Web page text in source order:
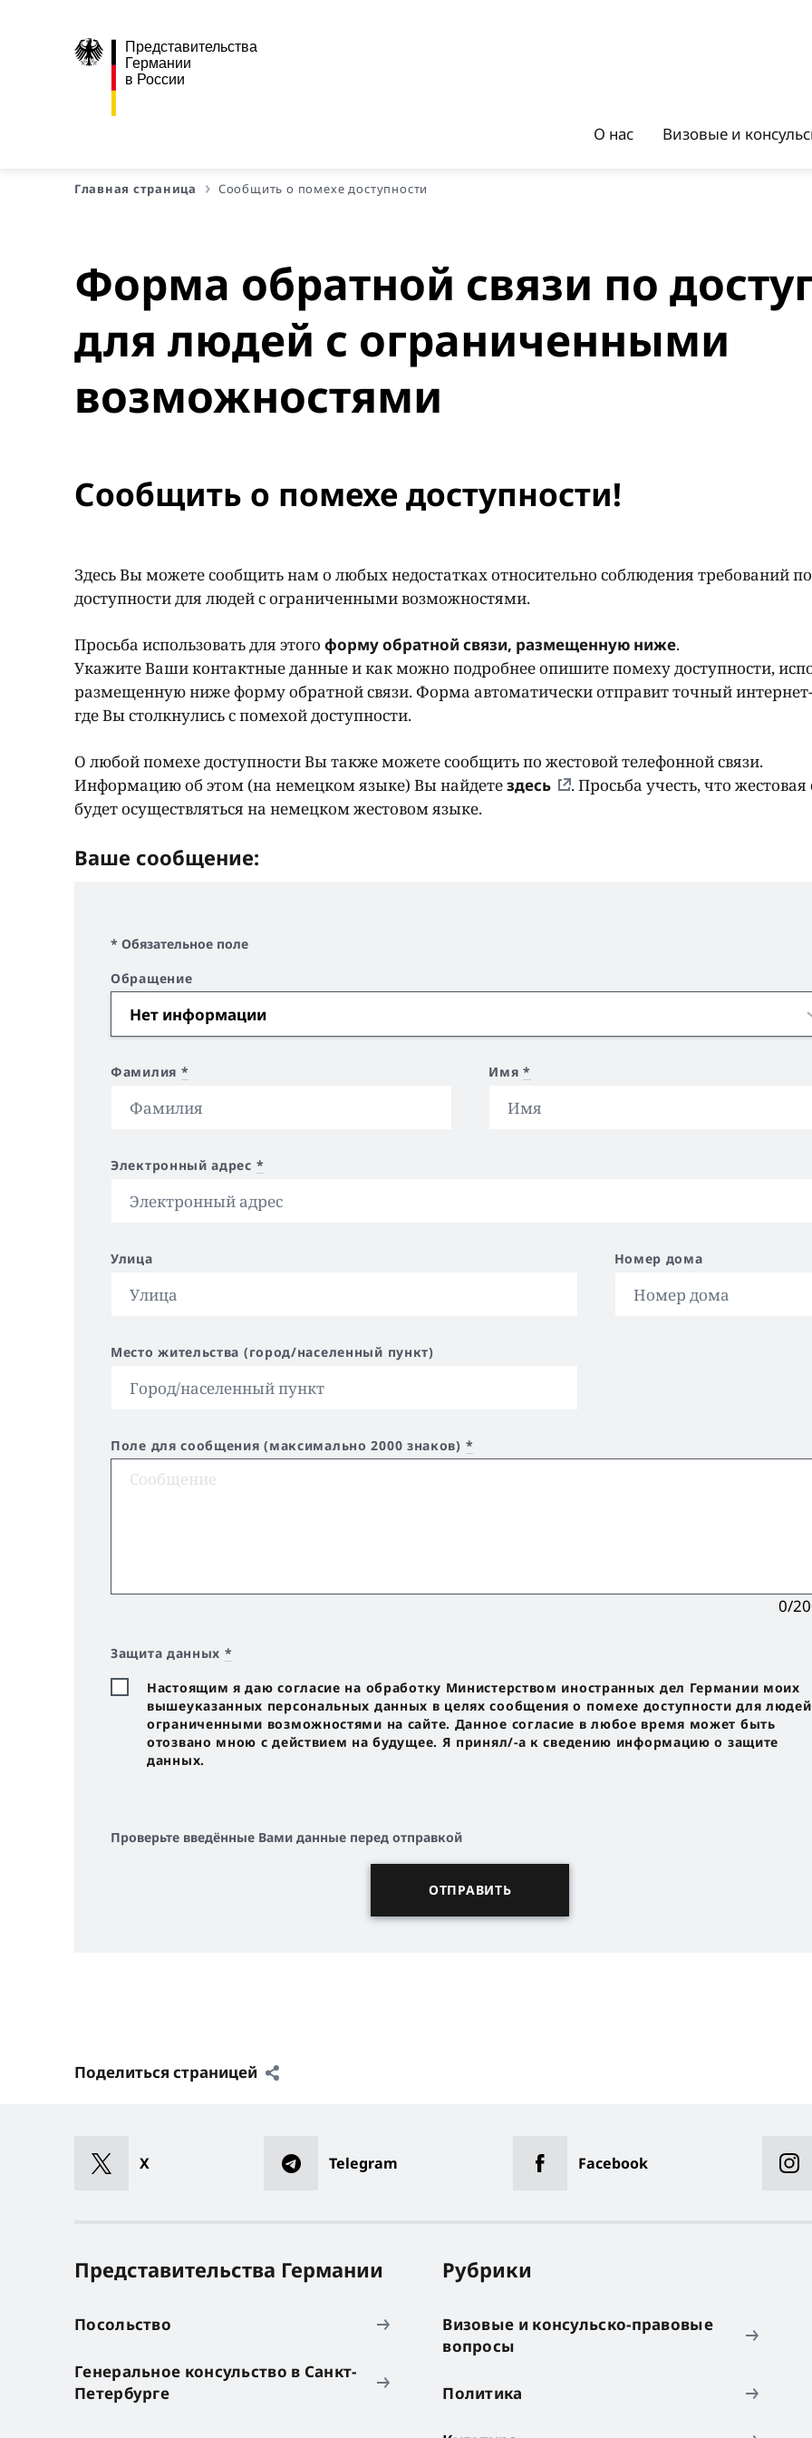
Представительства
Германии
в России
О нас Визовые и
Главная страница Сообщить о помехе доступности
Форма обратной связи по
для людей с ограниченными
возможностями
Сообщить о помехе доступности!
Здесь Вы можете сообщить нам о любых недостатках относительно соблюдения требований по
доступности для людей с ограниченными возможностями.
Просьба использовать для этого форму обратной связи, размещенную ниже.
Укажите Ваши контактные данные и как можно подробнее опишите помеху доступности,
размещенную ниже форму обратной связи. Форма автоматически отправит точный
где Вы столкнулись с помехой доступности.
О любой помехе доступности Вы также можете сообщить по жестовой телефонной связи.
Информацию об этом (на немецком языке) Вы найдетездесь
. Просьба учесть, что жестовая
будет осуществляться на немецком жестовом языке.
Ваше сообщение:
* Обязательное поле
Обращение
Фамилия * Имя*
Электронный адрес *
Улица Номер дома
Место жительства (город/населенный пункт)
Поле для сообщения (максимально 2000 знаков) *
0/
Защита данных *
Настоящим я даю согласие на обработку Министерством иностранных дел Германии моих
вышеуказанных персональных данных в целях сообщения о помехе доступности для
ограниченными возможностями на сайте. Данное согласие в любое время может быть
отозвано мною с действием на будущее. Я принял/-a к сведению информацию о защите
данных.
Проверьте введённые Вами данные перед отправкой
Поделиться страницей
X Telegram Facebook
Представительства Германии
Посольство
Генеральное консульство в Санкт-
Петербурге
Рубрики
Визовые и консульско-правовые
вопросы
Политика